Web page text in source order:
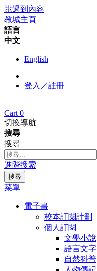
跳過到內容
教城主頁
語言
中文
English
登入／註冊
Cart 0
切換導航
搜尋
搜尋
進階搜索
搜尋
菜單
電子書
校本訂閱計劃
個人訂閱
文學小說
語言文字
自然科普